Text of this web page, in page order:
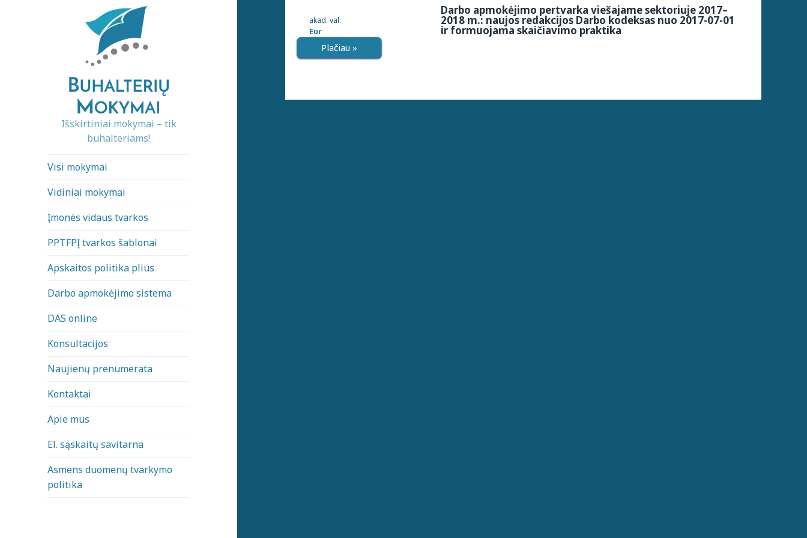
Išskirtiniai mokymai – tik
buhalteriams!
Visi mokymai
Vidiniai mokymai
Įmonės vidaus tvarkos
PPTFPĮ tvarkos šablonai
Apskaitos politika plius
Darbo apmokėjimo sistema
DAS online
Konsultacijos
Naujienų prenumerata
Kontaktai
Apie mus
El. sąskaitų savitarna
Asmens duomenų tvarkymo
politika
Darbo apmokėjimo pertvarka viešajame sektoriuje 2017–
2018 m.: naujos redakcijos Darbo kodeksas nuo 2017-07-01
ir formuojama skaičiavimo praktika
akad. val.
Eur
Plačiau »